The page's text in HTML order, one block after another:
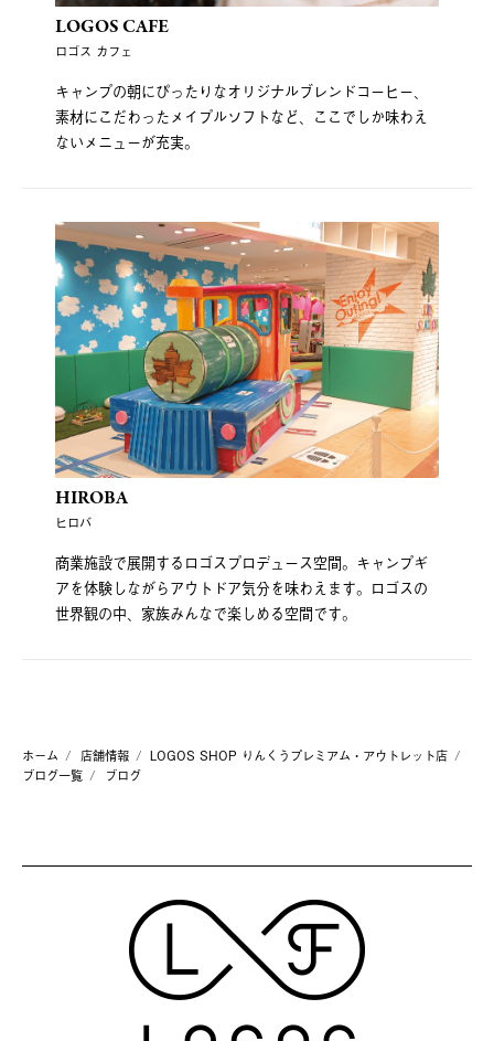
LOGOS CAFE
ロゴス カフェ
キャンプの朝にぴったりなオリジナルブレンドコーヒー、
素材にこだわったメイプルソフトなど、ここでしか味わえ
ないメニューが充実。
HIROBA
ヒロバ
商業施設で展開するロゴスプロデュース空間。キャンプギ
アを体験しながらアウトドア気分を味わえます。ロゴスの
世界観の中、家族みんなで楽しめる空間です。
ホーム 店舗情報
LOGOS SHOP りんくうプレミアム・アウトレット店
ブログ一覧
ブログ